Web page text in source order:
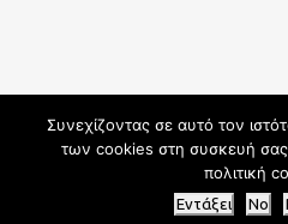
Copyright 2021 - agsavvas-
Web-Creation
Συνεχίζοντας σε αυτό τον
των cookies στη συσκευή σας
πολιτική
Εντάξει No